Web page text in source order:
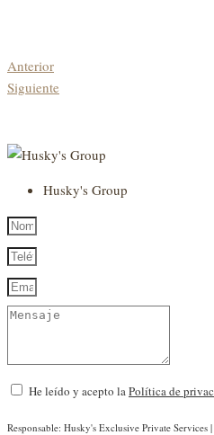
Anterior
Siguiente
Husky's Group
He leído y acepto laPolítica de
Responsable: Husky's Exclusive Private